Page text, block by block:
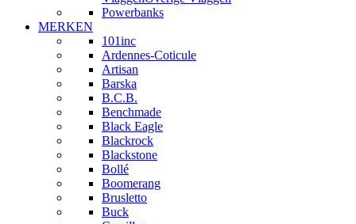
Powerbanks
MERKEN
101inc
Ardennes-Coticule
Artisan
Barska
B.C.B.
Benchmade
Black Eagle
Blackrock
Blackstone
Bollé
Boomerang
Brusletto
Buck